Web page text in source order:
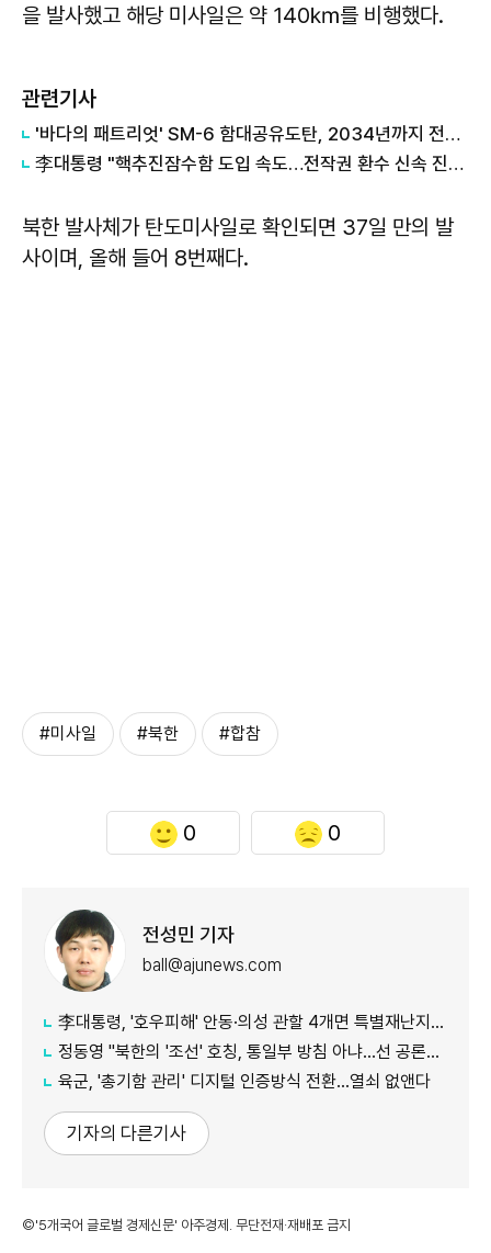
을 발사했고 해당 미사일은 약 140㎞를 비행했다.
관련기사
'바다의 패트리엇' SM-6 함대공유도탄, 2034년까지 전력화
李대통령 "핵추진잠수함 도입 속도…전작권 환수 신속 진행"
북한 발사체가 탄도미사일로 확인되면 37일 만의 발
사이며, 올해 들어 8번째다.
#미사일 #북한 #합참
0 0
전성민 기자
ball@ajunews.com
李대통령, '호우피해' 안동·의성 관할 4개면 특별재난지역 선포
정동영 "북한의 '조선' 호칭, 통일부 방침 아냐...선 공론화 먼저"
육군, '총기함 관리' 디지털 인증방식 전환…열쇠 없앤다
기자의 다른기사
©'5개국어 글로벌 경제신문' 아주경제. 무단전재·재배포 금지